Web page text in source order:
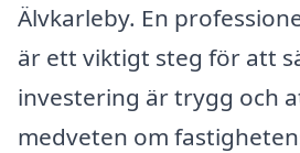
Älvkarleby. En
är ett viktigt steg för att
investering är trygg och
medveten om